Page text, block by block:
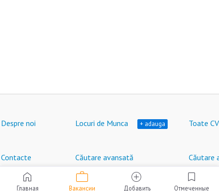
home
Главная
work
Вакансии
add_circle
Добавить
bookmark
Отмеченные
Despre noi Locuri de Munca + adauga Toate
Contacte Căutare avansată Căutare
Locuri de muncă în Moldova © HeadHunter SRL
2007 - 2026 | hh.md®